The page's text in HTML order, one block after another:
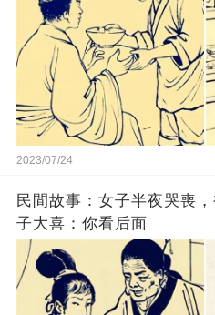
2023/07/24
民間故事：女子半夜哭喪
子大喜：你看后面